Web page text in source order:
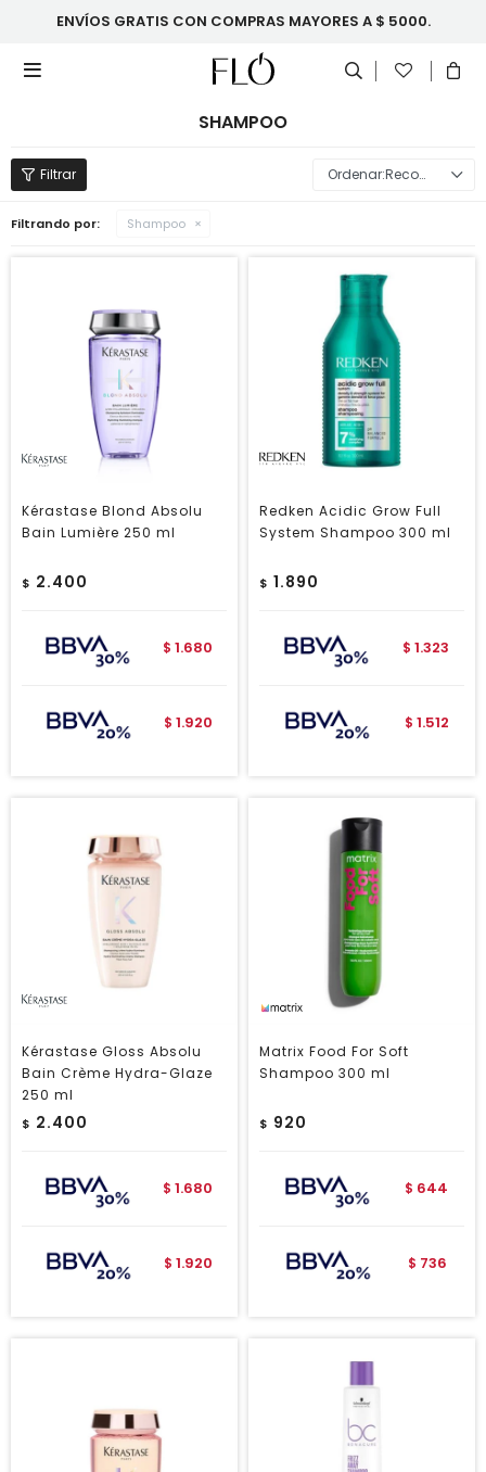
ENVÍOS GRATIS CON COMPRAS MAYORES A $ 5000.

SHAMPOO
Recomendados
Filtrando por: Shampoo
Kérastase Blond Absolu
Bain Lumière 250 ml
$ 2.400
$ 1.680
$ 1.920
Redken Acidic Grow Full
System Shampoo 300 ml
$ 1.890
$ 1.323
$ 1.512
Kérastase Gloss Absolu
Bain Crème Hydra-Glaze
250 ml
$ 2.400
$ 1.680
$ 1.920
Matrix Food For Soft
Shampoo 300 ml
$ 920
$ 644
$ 736